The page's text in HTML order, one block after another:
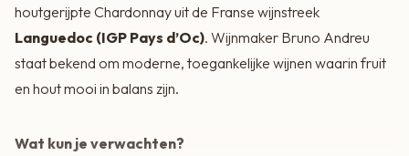
houtgerijpte Chardonnay uit de Franse wijnstreek
Languedoc (IGP Pays d’Oc). Wijnmaker Bruno Andreu
staat bekend om moderne, toegankelijke wijnen waarin fruit
en hout mooi in balans zijn.
Wat kun je verwachten?